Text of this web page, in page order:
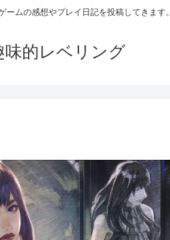
ームの感想やプレイ日記を投稿してきます。
味的レベリング